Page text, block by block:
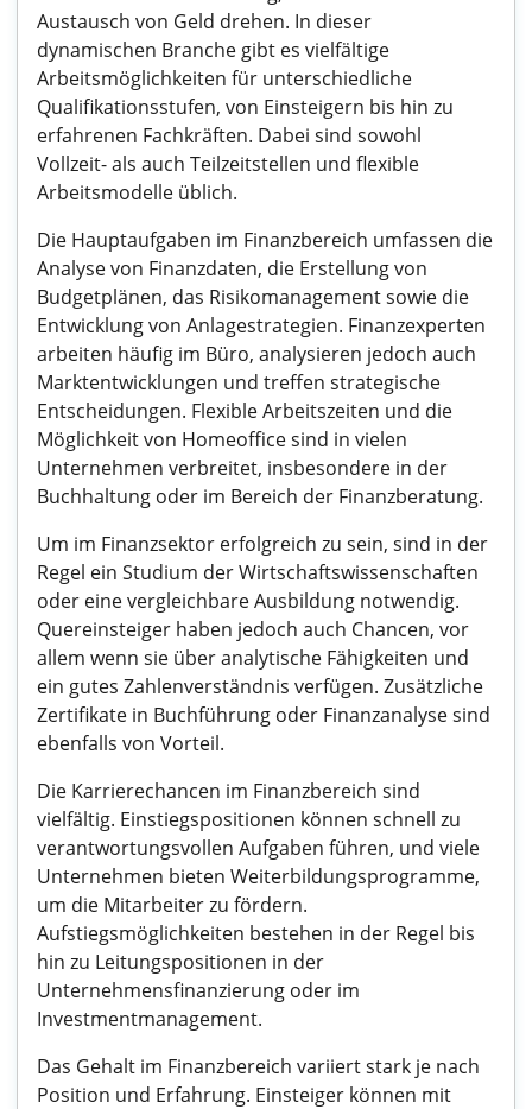
Austausch von Geld drehen. In dieser
dynamischen Branche gibt es vielfältige
Arbeitsmöglichkeiten für unterschiedliche
Qualifikationsstufen, von Einsteigern bis hin zu
erfahrenen Fachkräften. Dabei sind sowohl
Vollzeit- als auch Teilzeitstellen und flexible
Arbeitsmodelle üblich.
Die Hauptaufgaben im Finanzbereich umfassen die
Analyse von Finanzdaten, die Erstellung von
Budgetplänen, das Risikomanagement sowie die
Entwicklung von Anlagestrategien. Finanzexperten
arbeiten häufig im Büro, analysieren jedoch auch
Marktentwicklungen und treffen strategische
Entscheidungen. Flexible Arbeitszeiten und die
Möglichkeit von Homeoffice sind in vielen
Unternehmen verbreitet, insbesondere in der
Buchhaltung oder im Bereich der Finanzberatung.
Um im Finanzsektor erfolgreich zu sein, sind in der
Regel ein Studium der Wirtschaftswissenschaften
oder eine vergleichbare Ausbildung notwendig.
Quereinsteiger haben jedoch auch Chancen, vor
allem wenn sie über analytische Fähigkeiten und
ein gutes Zahlenverständnis verfügen. Zusätzliche
Zertifikate in Buchführung oder Finanzanalyse sind
ebenfalls von Vorteil.
Die Karrierechancen im Finanzbereich sind
vielfältig. Einstiegspositionen können schnell zu
verantwortungsvollen Aufgaben führen, und viele
Unternehmen bieten Weiterbildungsprogramme,
um die Mitarbeiter zu fördern.
Aufstiegsmöglichkeiten bestehen in der Regel bis
hin zu Leitungspositionen in der
Unternehmensfinanzierung oder im
Investmentmanagement.
Das Gehalt im Finanzbereich variiert stark je nach
Position und Erfahrung. Einsteiger können mit